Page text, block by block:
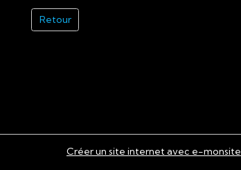
Retour
Créer un site internet avec e-monsite